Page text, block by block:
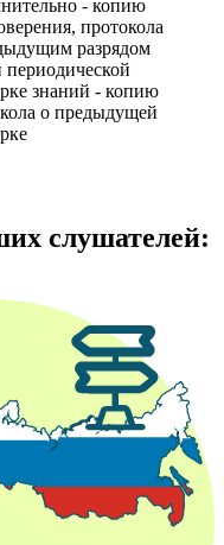
- копию
протокола
разрядом
периодической
знаний - копию
о предыдущей
слушателей: